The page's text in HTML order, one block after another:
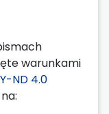
warunkami
ND 4.0